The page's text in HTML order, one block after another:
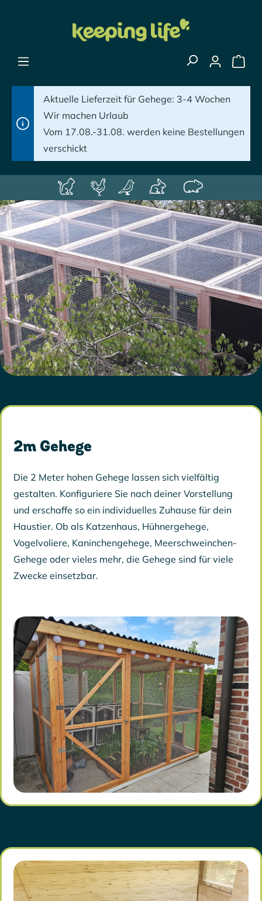
Aktuelle Lieferzeit für Gehege: 3-4 Wochen
Wir machen Urlaub
Vom 17.08.-31.08. werden keine Bestellungen
verschickt
2m Gehege
Die 2 Meter hohen Gehege lassen sich vielfältig
gestalten. Konfiguriere Sie nach deiner Vorstellung
und erschaffe so ein individuelles Zuhause für dein
Haustier. Ob als Katzenhaus, Hühnergehege,
Vogelvoliere, Kaninchengehege, Meerschweinchen-
Gehege oder vieles mehr, die Gehege sind für viele
Zwecke einsetzbar.